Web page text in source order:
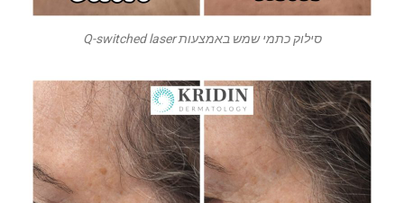
סילוק כתמי שמש באמצעות Q-switched laser